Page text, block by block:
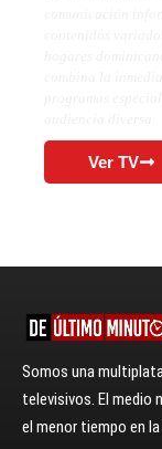
Ver TV
Somos una
televisivos. El medio
el menor tiempo en